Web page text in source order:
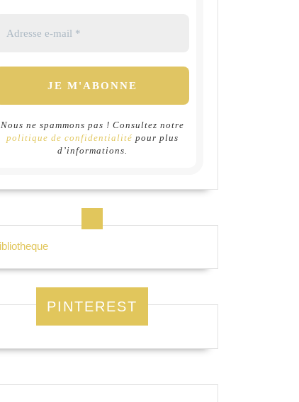
Nous ne spammons pas ! Consultez notre
politique de confidentialité pour plus
d’informations.
PINTEREST